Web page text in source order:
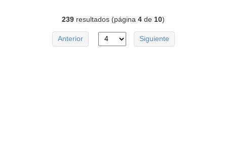
239 resultados (página4 de 10)
Anterior Siguiente